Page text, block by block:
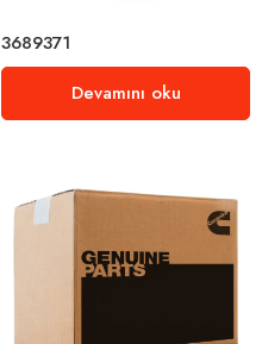
3689371
Devamını oku